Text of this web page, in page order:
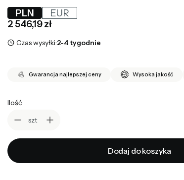
PLN
EUR
Cena
2 546,19 zł
Czas wysyłki:2-4 tygodnie
Gwarancja najlepszej ceny Wysoka jakość
Ilość
szt
Dodaj do koszyka